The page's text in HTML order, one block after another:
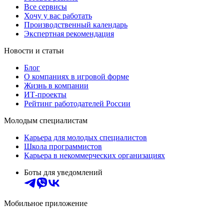
Все сервисы
Хочу у вас работать
Производственный календарь
Экспертная рекомендация
Новости и статьи
Блог
О компаниях в игровой форме
Жизнь в компании
ИТ-проекты
Рейтинг работодателей России
Молодым специалистам
Карьера для молодых специалистов
Школа программистов
Карьера в некоммерческих организациях
Боты для уведомлений
Мобильное приложение